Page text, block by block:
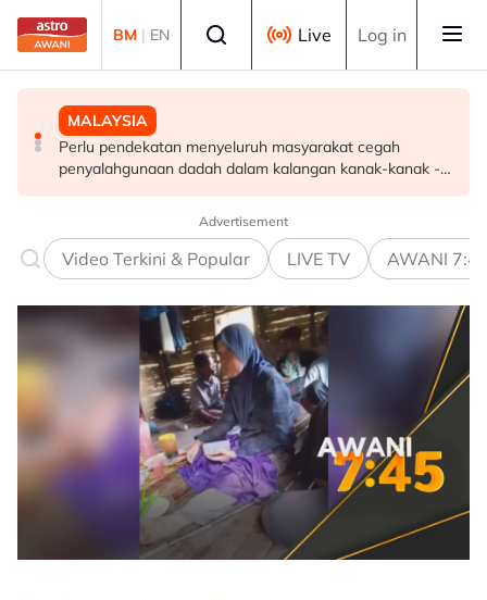
Skip to main content
BM | EN Live Log in
MALAYSIA
Kesatuan Pondok Kelantan seru pemimpin Islam tolak
politik fitnah, perpecahan
MALAYSIA
Perlu pendekatan menyeluruh masyarakat cegah
penyalahgunaan dadah dalam kalangan kanak-kanak -
MALAYSIA
Diplomasi budaya di Sarawak perkukuh hubungan
Malaysia-Indonesia
Advertisement
Video Terkini & Popular LIVE TV AWANI